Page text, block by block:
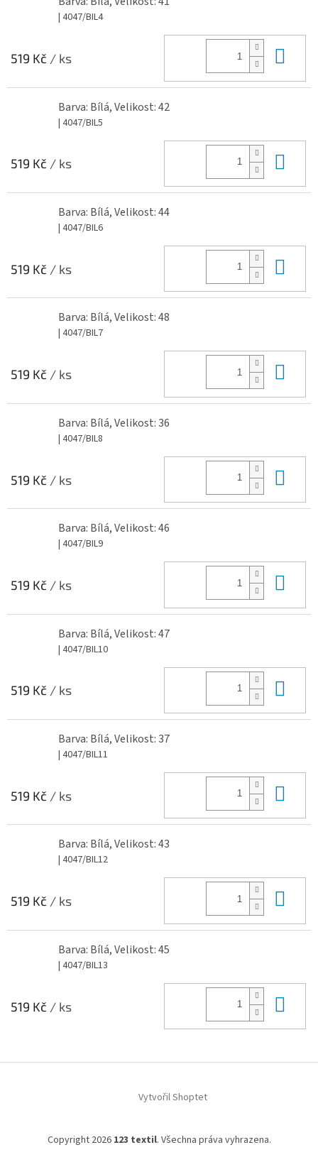
| 4047/BIL4
519 Kč / ks
Barva: Bílá, Velikost: 42
| 4047/BIL5
519 Kč / ks
Barva: Bílá, Velikost: 44
| 4047/BIL6
519 Kč / ks
Barva: Bílá, Velikost: 48
| 4047/BIL7
519 Kč / ks
Barva: Bílá, Velikost: 36
| 4047/BIL8
519 Kč / ks
Barva: Bílá, Velikost: 46
| 4047/BIL9
519 Kč / ks
Barva: Bílá, Velikost: 47
| 4047/BIL10
519 Kč / ks
Barva: Bílá, Velikost: 37
| 4047/BIL11
519 Kč / ks
Barva: Bílá, Velikost: 43
| 4047/BIL12
519 Kč / ks
Barva: Bílá, Velikost: 45
| 4047/BIL13
519 Kč / ks
Vytvořil Shoptet
Copyright 2026 123 textil. Všechna práva vyhrazena.